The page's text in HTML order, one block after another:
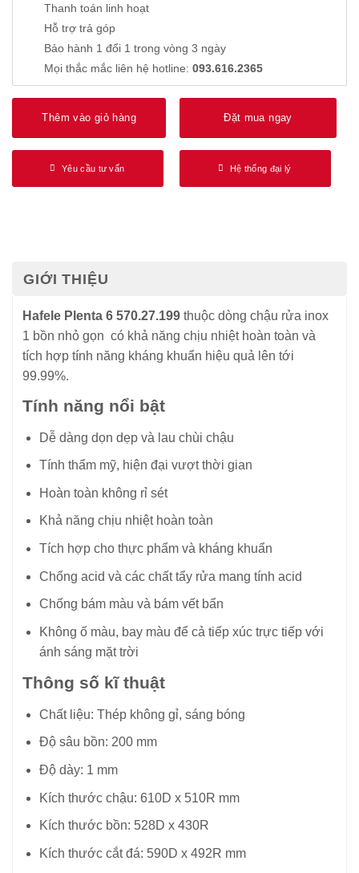
Thanh toán linh hoạt
Hỗ trợ trả góp
Bảo hành 1 đổi 1 trong vòng 3 ngày
Mọi thắc mắc liên hệ hotline: 093.616.2365
Thêm vào giỏ hàng Đặt mua ngay
Yêu cầu tư vấn Hệ thống đại lý
GIỚI THIỆU
Hafele Plenta 6 570.27.199 thuộc dòng chậu rửa inox
1 bồn nhỏ gọn có khả năng chịu nhiệt hoàn toàn và
tích hợp tính năng kháng khuẩn hiệu quả lên tới
99.99%.
Tính năng nổi bật
Dễ dàng dọn dẹp và lau chùi chậu
Tính thẩm mỹ, hiện đại vượt thời gian
Hoàn toàn không rỉ sét
Khả năng chịu nhiệt hoàn toàn
Tích hợp cho thực phẩm và kháng khuẩn
Chống acid và các chất tẩy rửa mang tính acid
Chống bám màu và bám vết bẩn
Không ố màu, bay màu để cả tiếp xúc trực tiếp với
ánh sáng mặt trời
Thông số kĩ thuật
Chất liệu: Thép không gỉ, sáng bóng
Độ sâu bồn: 200 mm
Độ dày: 1 mm
Kích thước chậu: 610D x 510R mm
Kích thước bồn: 528D x 430R
Kích thước cắt đá: 590D x 492R mm